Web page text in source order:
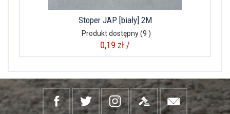
Stoper JAP [biały] 2M
Produkt dostępny(9 )
0,19 zł /